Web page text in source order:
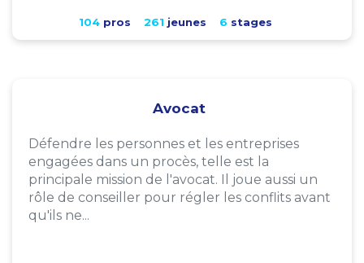
104 pros 261 jeunes 6 stages
Avocat
Défendre les personnes et les entreprises
engagées dans un procès, telle est la
principale mission de l'avocat. Il joue aussi un
rôle de conseiller pour régler les conflits avant
qu'ils ne...